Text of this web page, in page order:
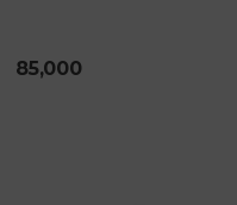
85,000